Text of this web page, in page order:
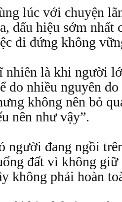
lúc với chuyện
dấu hiệu sớm nhất
đi đứng không
nhiên là khi người
do nhiều nguyên
không nên bỏ
nên như vậy”.
người đang ngồi
đất vì không giữ
không phải hoàn